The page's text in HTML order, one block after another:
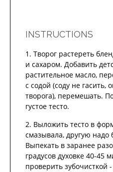
INSTRUCTIONS
Творог растереть
и сахаром. Добавить
растительное масло,
с содой (соду не гасить,
творога), перемешать.
густое тесто.
Выложить тесто в
смазывала, другую надо
Выпекать в заранее
градусов духовке 40-45
проверить зубочисткой